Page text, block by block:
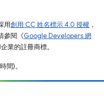
用創用 CC 姓名標示 4.0 授權 ，
參閱《Google Developers 網
業的註冊商標。
間)。